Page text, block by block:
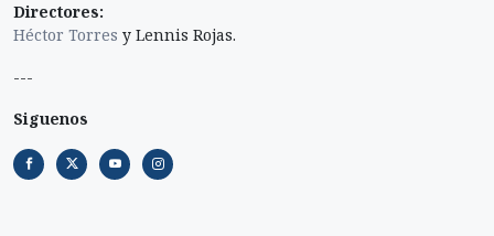
Directores:
Héctor Torres y Lennis Rojas.
---
Siguenos